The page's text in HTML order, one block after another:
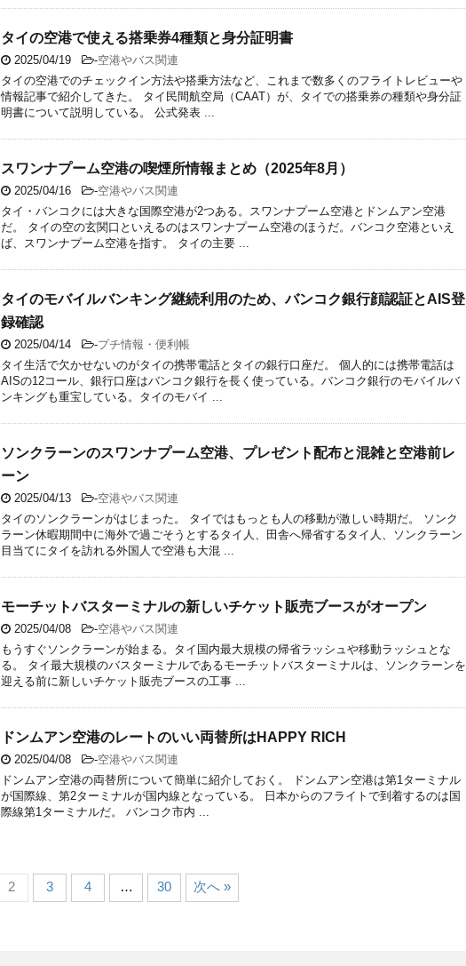
タイの空港で使える搭乗券4種類と身分証明書
2025/04/19 -空港やバス関連
タイの空港でのチェックイン方法や搭乗方法など、これまで数多くのフライトレビューや
情報記事で紹介してきた。 タイ民間航空局（CAAT）が、タイでの搭乗券の種類や身分証
明書について説明している。 公式発表 ...
スワンナプーム空港の喫煙所情報まとめ（2025年8月）
2025/04/16 -空港やバス関連
タイ・バンコクには大きな国際空港が2つある。スワンナプーム空港とドンムアン空港
だ。 タイの空の玄関口といえるのはスワンナプーム空港のほうだ。バンコク空港といえ
ば、スワンナプーム空港を指す。 タイの主要 ...
タイのモバイルバンキング継続利用のため、バンコク銀行顔認証とAIS登
録確認
2025/04/14 -プチ情報・便利帳
タイ生活で欠かせないのがタイの携帯電話とタイの銀行口座だ。 個人的には携帯電話は
AISの12コール、銀行口座はバンコク銀行を長く使っている。バンコク銀行のモバイルバ
ンキングも重宝している。タイのモバイ ...
ソンクラーンのスワンナプーム空港、プレゼント配布と混雑と空港前レ
ーン
2025/04/13 -空港やバス関連
タイのソンクラーンがはじまった。 タイではもっとも人の移動が激しい時期だ。 ソンク
ラーン休暇期間中に海外で過ごそうとするタイ人、田舎へ帰省するタイ人、ソンクラーン
目当てにタイを訪れる外国人で空港も大混 ...
モーチットバスターミナルの新しいチケット販売ブースがオープン
2025/04/08 -空港やバス関連
もうすぐソンクラーンが始まる。タイ国内最大規模の帰省ラッシュや移動ラッシュとな
る。 タイ最大規模のバスターミナルであるモーチットバスターミナルは、ソンクラーンを
迎える前に新しいチケット販売ブースの工事 ...
ドンムアン空港のレートのいい両替所はHAPPY RICH
2025/04/08 -空港やバス関連
ドンムアン空港の両替所について簡単に紹介しておく。 ドンムアン空港は第1ターミナル
が国際線、第2ターミナルが国内線となっている。 日本からのフライトで到着するのは国
際線第1ターミナルだ。 バンコク市内 ...
2 3 4 … 30 次へ »